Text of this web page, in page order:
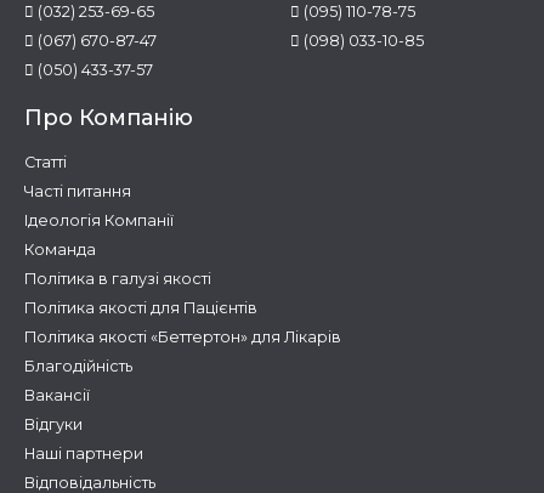
(032) 253-69-65
(067) 670-87-47
(050) 433-37-57
(095) 110-78-75
(098) 033-10-85
Про Компанію
Статті
Часті питання
Ідеологія Компанії
Команда
Політика в галузі якості
Політика якості для Пацієнтів
Політика якості «Беттертон» для Лікарів
Благодійність
Вакансії
Відгуки
Наші партнери
Відповідальність